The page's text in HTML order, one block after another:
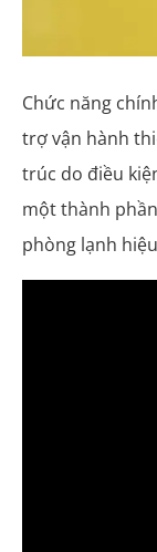
Chức năng
trợ vận hành
trúc do điều
một thành
phòng lạnh